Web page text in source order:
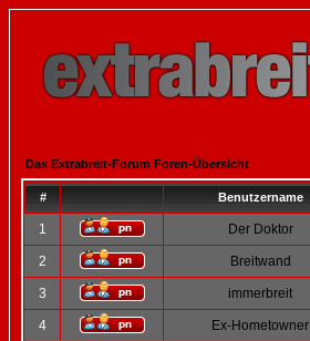
Das Extrabreit-Forum Foren-Übersicht
# Benutzername
1 Der Doktor
2 Breitwand
3 immerbreit
4 Ex-Hometowner